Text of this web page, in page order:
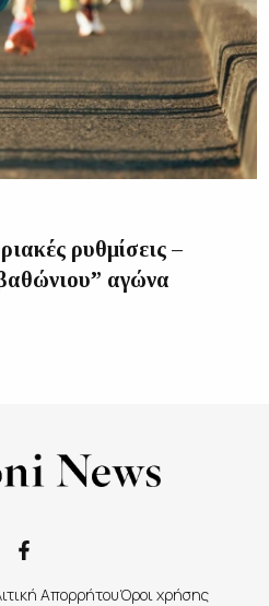
ρυθμίσεις –
αγώνα
ΑπορρήτουΌροι χρήσης